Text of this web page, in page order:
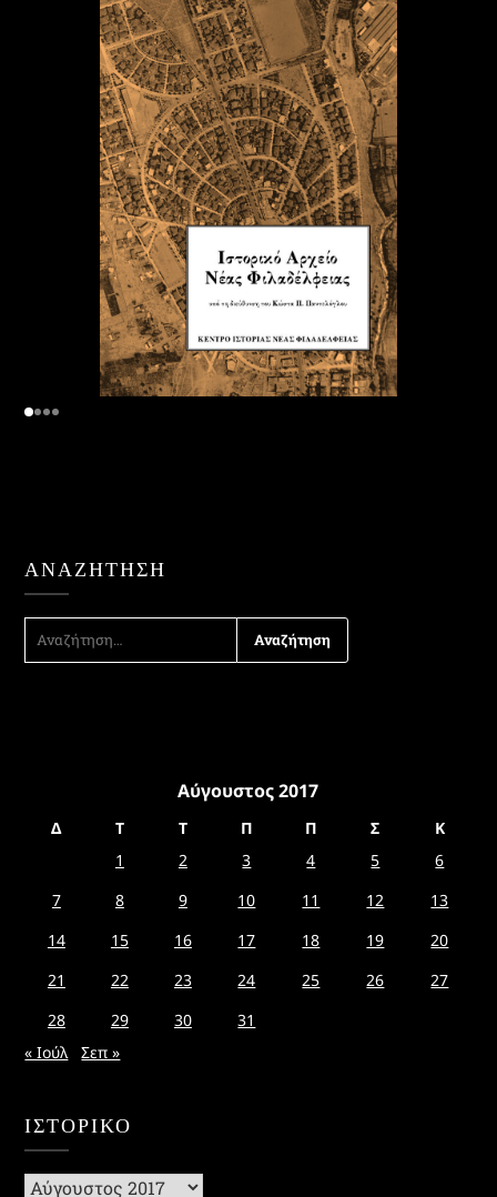
ΑΝΑΖΉΤΗΣΗ
ΑΝΑΖΉΤΗΣΗ
ΓΙΑ:
Αύγουστος 2017
Δ Τ Τ Π Π Σ
Κ
1
2 3 4 5
6
7
8 9 10 11 12
13
14
15 16 17 18 19
20
21
22 23 24 25 26
27
28
29 30
31
« Ιούλ
Σεπ »
ΙΣΤΟΡΙΚΌ
Ιστορικό